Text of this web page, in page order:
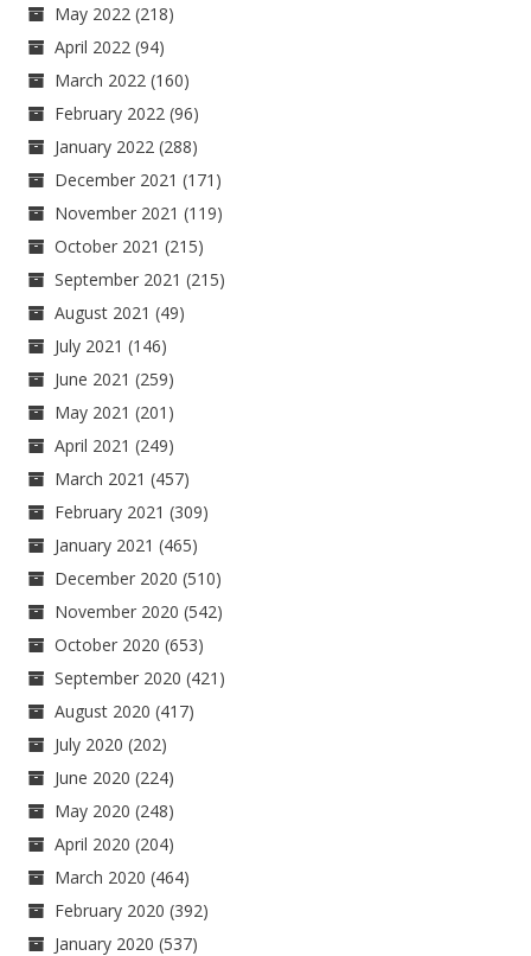
May 2022 (218)
April 2022 (94)
March 2022 (160)
February 2022 (96)
January 2022 (288)
December 2021 (171)
November 2021 (119)
October 2021 (215)
September 2021 (215)
August 2021 (49)
July 2021 (146)
June 2021 (259)
May 2021 (201)
April 2021 (249)
March 2021 (457)
February 2021 (309)
January 2021 (465)
December 2020 (510)
November 2020 (542)
October 2020 (653)
September 2020 (421)
August 2020 (417)
July 2020 (202)
June 2020 (224)
May 2020 (248)
April 2020 (204)
March 2020 (464)
February 2020 (392)
January 2020 (537)